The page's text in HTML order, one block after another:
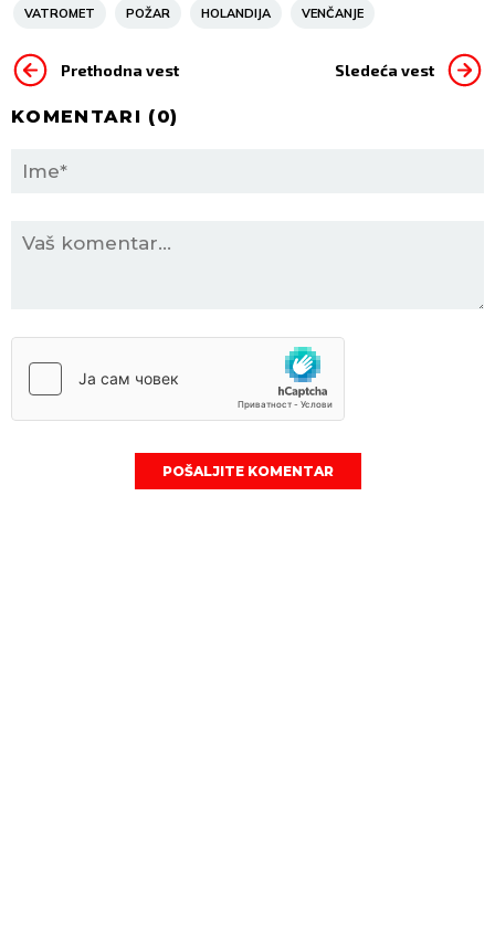
VATROMET POŽAR HOLANDIJA VENČANJE
Prethodna vest Sledeća vest
KOMENTARI (0)
POŠALJITE KOMENTAR